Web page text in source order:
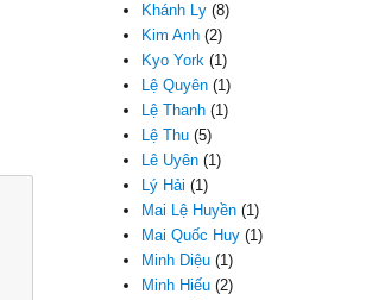
Khánh Ly (8)
Kim Anh (2)
Kyo York (1)
Lệ Quyên (1)
Lệ Thanh (1)
Lệ Thu (5)
Lê Uyên (1)
Lý Hải (1)
Mai Lệ Huyền (1)
Mai Quốc Huy (1)
Minh Diệu (1)
Minh Hiếu (2)